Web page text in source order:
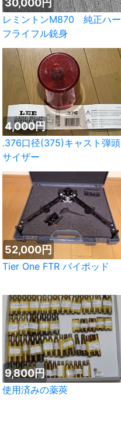
30,000円
レミントンM870 純正ハー
フライフル銃身
4,000円
.376口径(375)キャスト弾頭
サイザー
52,000円
Tier One FTR バイポッド
9,800円
使用済みの薬莢